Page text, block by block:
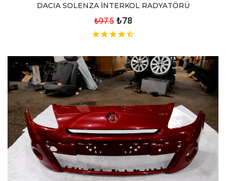
DACIA SOLENZA İNTERKOL RADYATÖRÜ
₺97.5 ₺78